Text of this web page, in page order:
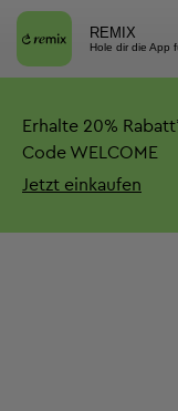
REMIX
Hole dir die App
Erhalte 20%
Code WELCOME
Jetzt einkaufen